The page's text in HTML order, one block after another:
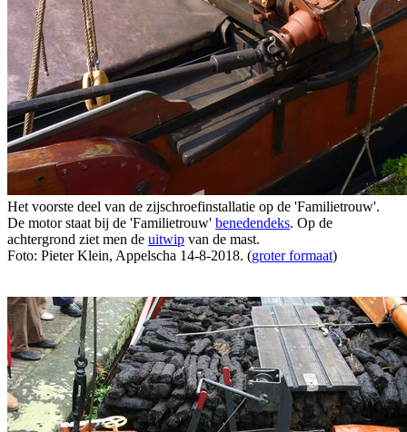
Het voorste deel van de zijschroefinstallatie op de 'Familietrouw'.
De motor staat bij de 'Familietrouw' benedendeks. Op de
achtergrond ziet men de uitwip van de mast.
Foto: Pieter Klein, Appelscha 14-8-2018. (groter formaat)